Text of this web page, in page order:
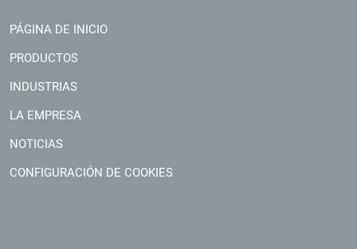
PÁGINA DE INICIO
PRODUCTOS
INDUSTRIAS
LA EMPRESA
NOTICIAS
CONFIGURACIÓN DE COOKIES